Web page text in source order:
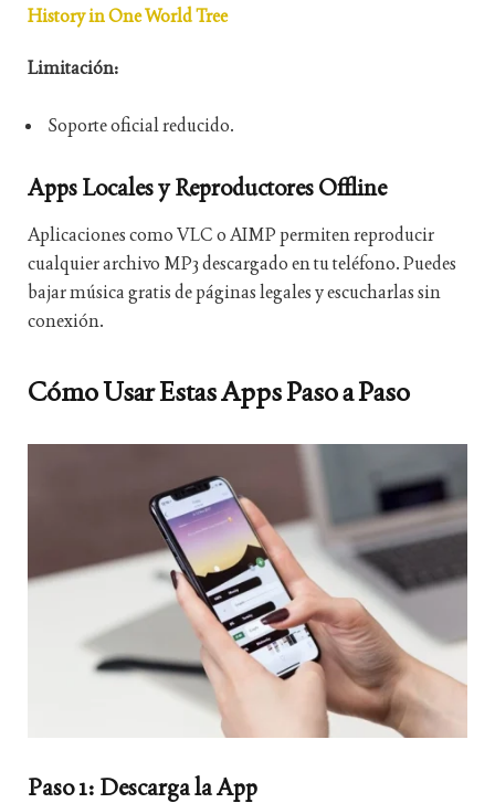
History in One World Tree
Limitación:
Soporte oficial reducido.
Apps Locales y Reproductores Offline
Aplicaciones como VLC o AIMP permiten reproducir
cualquier archivo MP3 descargado en tu teléfono. Puedes
bajar música gratis de páginas legales y escucharlas sin
conexión.
Cómo Usar Estas Apps Paso a Paso
Paso 1: Descarga la App